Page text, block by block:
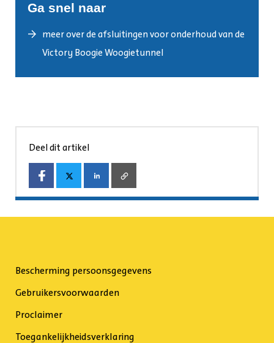
Ga snel naar
meer over de afsluitingen voor onderhoud van de
Victory Boogie Woogietunnel
Deel dit artikel
Bescherming persoonsgegevens
Gebruikersvoorwaarden
Proclaimer
Toegankelijkheidsverklaring